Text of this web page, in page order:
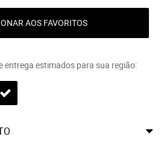
AOS FAVORITOS
entrega estimados para sua região: